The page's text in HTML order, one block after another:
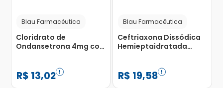
Blau Farmacêutica
Cloridrato de
Ondansetrona 4mg com
R$ 13,02
Blau Farmacêutica
Ceftriaxona Dissódica
Hemieptaidratada
Intravenoso com 100
Frascos
R$ 19,58